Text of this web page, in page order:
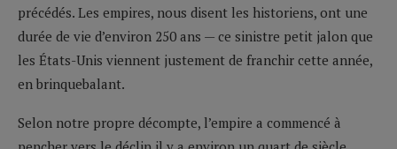
précédés. Les empires, nous disent les historiens, ont une
durée de vie d’environ 250 ans — ce sinistre petit jalon que
les États-Unis viennent justement de franchir cette année,
en brinquebalant.
Selon notre propre décompte, l’empire a commencé à